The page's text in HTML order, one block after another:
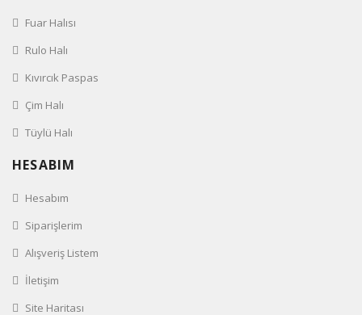
Fuar Halısı
Rulo Halı
Kıvırcık Paspas
Çim Halı
Tüylü Halı
HESABIM
Hesabım
Siparişlerim
Alışveriş Listem
İletişim
Site Haritası